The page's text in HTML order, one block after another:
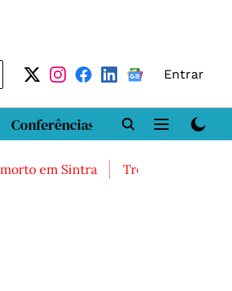
Entrar
Conferências DN LAB
em Sintra Três feridos graves